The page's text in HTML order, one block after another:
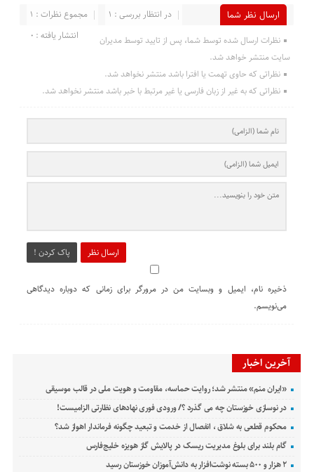
ارسال نظر شما مجموع نظرات : 1
در انتظار بررسی : 1
انتشار یافته : 0
نظرات ارسال شده توسط شما، پس از تایید توسط مدیران
سایت منتشر خواهد شد.
نظراتی که حاوی تهمت یا افترا باشد منتشر نخواهد شد.
نظراتی که به غیر از زبان فارسی یا غیر مرتبط با خبر باشد منتشر نخواهد شد.
ارسال نظر پاک کردن !
ذخیره نام، ایمیل و وبسایت من در مرورگر برای زمانی که دوباره دیدگاهی
می‌نویسم.
آخرین اخبار
«ایران منم» منتشر شد؛ روایت حماسه، مقاومت و هویت ملی در قالب موسیقی
در نوسازی خوزستان چه می گذرد ؟/ ورودی فوری نهادهای نظارتی الزامیست!
محکوم قطعی به شلاق ، انفصال از خدمت و تبعید چگونه فرماندار اهواز شد؟
گام بلند برای بلوغ مدیریت ریسک در پالایش گاز هویزه خلیج‌فارس
۲ هزار و ۵۰۰ بسته نوشت‌افزار به دانش‌آموزان خوزستان رسید